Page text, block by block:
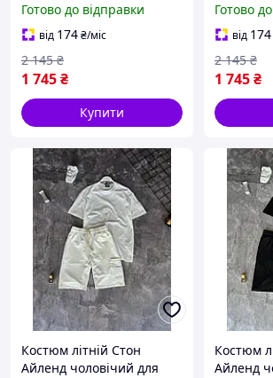
комплект шорти футболка
шорти спортивний Стон
Айленд
Готово до відправки
від 174₴/міс
1 745₴
2 145 ₴
Купити
Готово
від 174
1 745₴
2 145 ₴
Костюм літній Стон
Айленд чоловічий для
Костюм
Айленд